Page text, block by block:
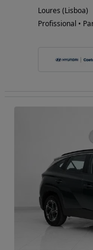
Loures (Lisboa)
Profissional •